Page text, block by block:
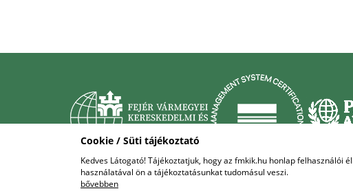
Cookie / Süti tájékoztató
Kedves Látogató! Tájékoztatjuk, hogy az fmkik.hu honlap felhasználói
használatával ön a tájékoztatásunkat tudomásul veszi.
bővebben
COPYRIGHT © 2018 - 2026 FMKIK. |ALL RIGHTS RESERVED! DESIGNED &